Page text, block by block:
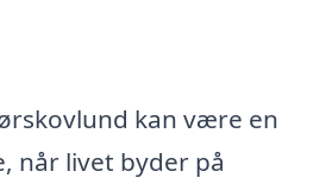
kan være en
når livet byder på